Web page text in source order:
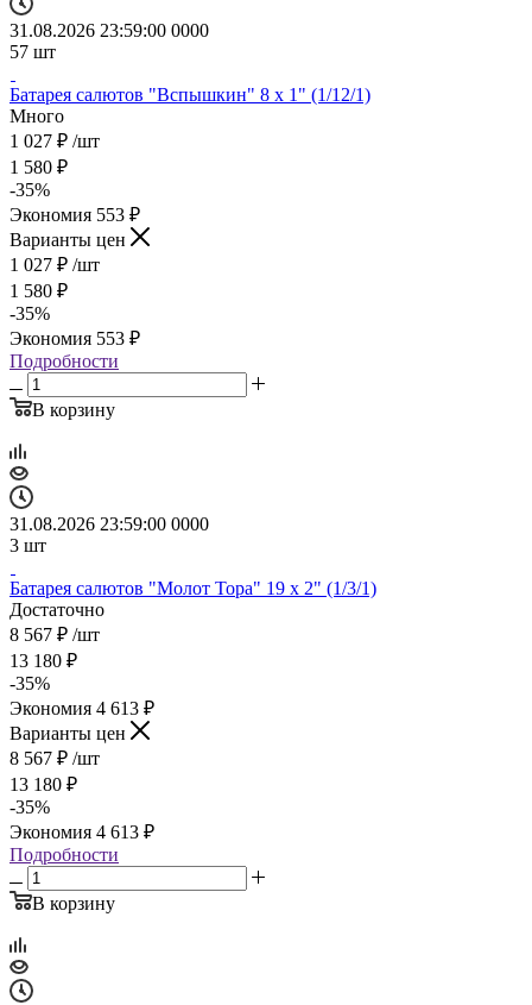
31.08.2026 23:59:00 0000
57 шт
Батарея салютов "Вспышкин" 8 х 1" (1/12/1)
Много
1 027 ₽ /шт
1 580 ₽
-35%
Экономия 553 ₽
Варианты цен
1 027 ₽ /шт
1 580 ₽
-35%
Экономия 553 ₽
Подробности
В корзину
31.08.2026 23:59:00 0000
3 шт
Батарея салютов "Молот Тора" 19 х 2" (1/3/1)
Достаточно
8 567 ₽ /шт
13 180 ₽
-35%
Экономия 4 613 ₽
Варианты цен
8 567 ₽ /шт
13 180 ₽
-35%
Экономия 4 613 ₽
Подробности
В корзину